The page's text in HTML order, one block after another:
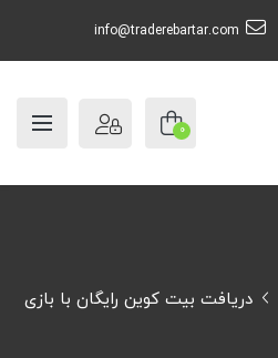
info@traderebartar.com
0
دریافت بیت کوین رایگان با بازی